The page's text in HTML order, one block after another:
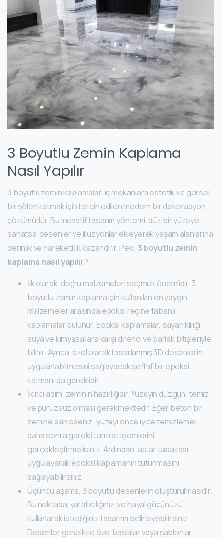
3 Boyutlu Zemin Kaplama
Nasıl Yapılır
3 boyutlu zemin kaplamalar, iç mekanlara estetik ve görsel
bir şölen katmak için tercih edilen modern bir dekorasyon
çözümüdür. Bu inovatif tasarım yöntemi, düz bir yüzeye
sanatsal desenler ve illüzyonlar ekleyerek yaşam alanlarına
derinlik ve hareketlilik kazandırır. Peki, 3 boyutlu zemin
kaplama nasıl yapılır?
İlk olarak, doğru malzemeleri seçmek önemlidir. 3
boyutlu zemin kaplama için kullanılan en yaygın
malzemeler arasında epoksi reçine tabanlı
kaplamalar bulunur. Epoksi kaplamalar, dayanıklılığı,
suya ve kimyasallara karşı direnci ve parlak bitişleriyle
bilinir. Ayrıca, özel olarak tasarlanmış 3D desenlerin
uygulanabilmesini sağlayacak şeffaf bir epoksi
katmanı da gereklidir.
İkinci adım, zeminin hazırlığıdır. Yüzeyin düzgün, temiz
ve pürüzsüz olması gerekmektedir. Eğer beton bir
zemine sahipseniz, yüzeyi önce iyice temizlemeli,
daha sonra gerekli tamirat işlemlerini
gerçekleştirmelisiniz. Ardından, astar tabakası
uygulayarak epoksi kaplamanın tutunmasını
sağlayabilirsiniz.
Üçüncü aşama, 3 boyutlu desenlerin oluşturulmasıdır.
Bu noktada, yaratıcılığınızı ve hayal gücünüzü
kullanarak istediğiniz tasarımı belirleyebilirsiniz.
Desenler genellikle özel baskılar veya şablonlar